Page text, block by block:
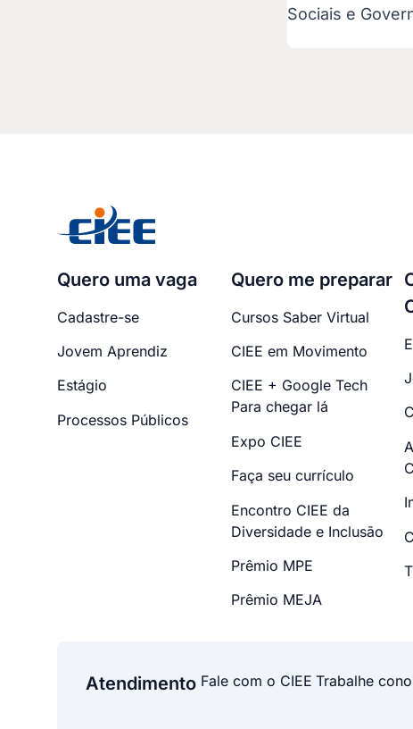
Sociais e
Quero uma vaga
Cadastre-se
Jovem Aprendiz
Estágio
Processos Públicos
Quero me preparar
Cursos Saber Virtual
CIEE em Movimento
CIEE + Google Tech
Para chegar lá
Expo CIEE
Faça seu currículo
Encontro CIEE da
Diversidade e Inclusão
Prêmio MPE
Prêmio MEJA
Atendimento Fale com o CIEE Trabalhe